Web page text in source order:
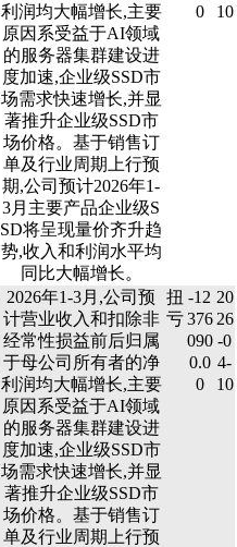
利润均大幅增长,主要
原因系受益于AI领域
的服务器集群建设进
度加速,企业级SSD市
场需求快速增长,并显
著推升企业级SSD市
场价格。基于销售订
单及行业周期上行预
期,公司预计2026年1-
3月主要产品企业级S
SD将呈现量价齐升趋
势,收入和利润水平均
同比大幅增长。
0
10
2026年1-3月,公司预
计营业收入和扣除非
经常性损益前后归属
于母公司所有者的净
利润均大幅增长,主要
原因系受益于AI领域
的服务器集群建设进
度加速,企业级SSD市
场需求快速增长,并显
著推升企业级SSD市
场价格。基于销售订
单及行业周期上行预
扭
亏
-12
376
090
0.0
0
20
26
-0
4-
10